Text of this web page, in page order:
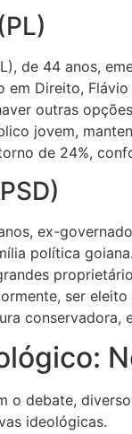
de 44 anos,
em Direito,
outras
jovem,
de 24%,
ex-
política
ser
o debate,
ideológicas.